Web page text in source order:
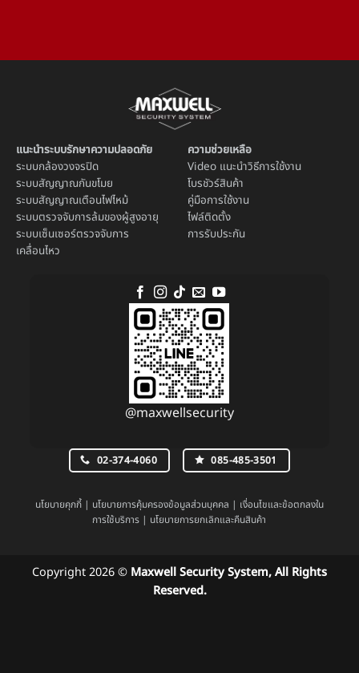
แนะนำระบบรักษาความปลอดภัย
ระบบกล้องวงจรปิด
ระบบสัญญาณกันขโมย
ระบบสัญญาณเตือนไฟไหม้
ระบบตรวจจับการล้มของผู้สูงอายุ
ระบบเซ็นเซอร์ตรวจจับการ
เคลื่อนไหว
ความช่วยเหลือ
Video แนะนำวิธีการใช้งาน
โบรชัวร์สินค้า
คู่มือการใช้งาน
ไฟล์ติดตั้ง
การรับประกัน
@maxwellsecurity
02-374-4060 085-485-3501
นโยบายคุกกี้| นโยบายการคุ้มครองข้อมูลส่วนบุคคล | เงื่อนไขและข้อตกลงใน
การใช้บริการ | นโยบายการยกเลิกและคืนสินค้า
Copyright 2026 © Maxwell Security System, All Rights
Reserved.